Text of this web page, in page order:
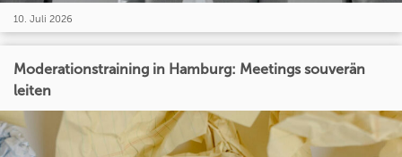
10. Juli 2026
Moderationstraining in Hamburg: Meetings souverän
leiten